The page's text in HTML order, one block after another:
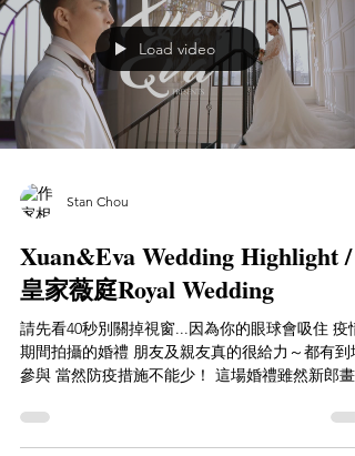
Load video
Stan Chou
Xuan&Eva Wedding Highlight /
皇家薇庭Royal Wedding
請先看40秒別關掉視窗...因為你的眼球會吸住 疫情
期間拍攝的婚禮 朋友及親友真的很給力～都有到場
參與 當然防疫措施不能少！ 這場婚禮雖然新郎畫
炫的風格我想當天的賓客應該已經感受到了 感動的
氛圍不能少！ 後面加了很多洋蔥...